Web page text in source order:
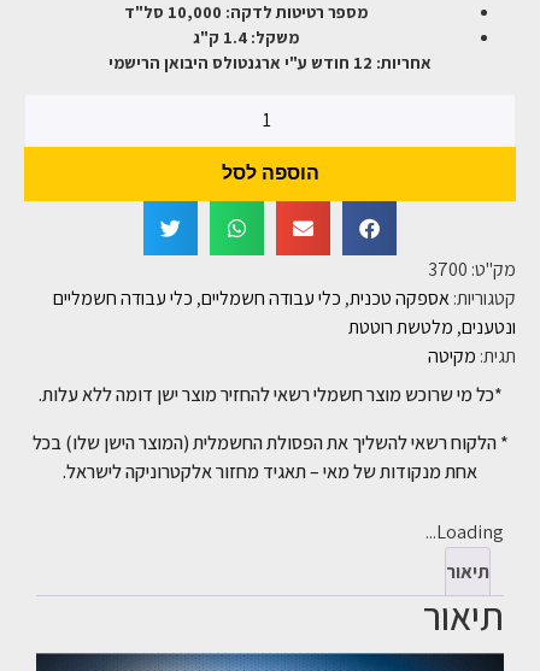
מספר רטיטות לדקה: 10,000 סל"ד
משקל: 1.4 ק"ג
אחריות: 12 חודש ע"י ארגנטולס היבואן הרישמי
הוספה לסל
מק"ט: 3700
קטגוריות:אספקה טכנית, כלי עבודה חשמליים, כלי עבודה חשמליים
ונטענים, מלטשת רוטטת
תגית: מקיטה
*כל מי שרוכש מוצר חשמלי רשאי להחזיר מוצר ישן דומה ללא עלות.
* הלקוח רשאי להשליך את הפסולת החשמלית (המוצר הישן שלו) בכל
אחת מנקודות של מאי – תאגיד מחזור אלקטרוניקה לישראל.
Loading...
תיאור
תיאור